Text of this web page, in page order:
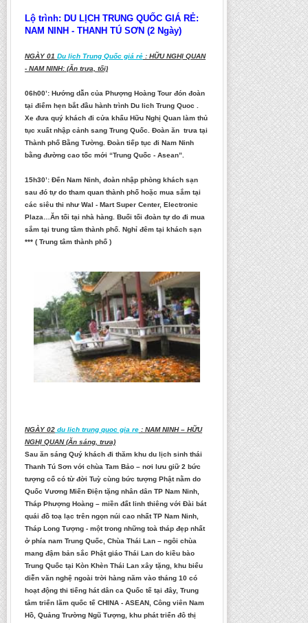
Lộ trình: DU LỊCH TRUNG QUỐC GIÁ RẺ:
NAM NINH - THANH TÚ SƠN (2 Ngày)
NGÀY 01 Du lịch Trung Quốc giá rẻ : HỮU NGHỊ QUAN
- NAM NINH: (Ăn trưa, tối)
06h00’: Hướng dẫn của Phượng Hoàng Tour đón đoàn
tại điểm hẹn bắt đầu hành trình Du lich Trung Quoc .
Xe đưa quý khách đi cửa khẩu Hữu Nghị Quan làm thủ
tục xuất nhập cảnh sang Trung Quốc. Đoàn ăn trưa tại
Thành phố Bằng Tường. Đoàn tiếp tục đi Nam Ninh
bằng đường cao tốc mới “Trung Quốc - Asean”.
15h30’: Đến Nam Ninh, đoàn nhập phòng khách sạn
sau đó tự do tham quan thành phố hoặc mua sắm tại
các siêu thi như Wal - Mart Super Center, Electronic
Plaza…Ăn tối tại nhà hàng. Buổi tối đoàn tự do đi mua
sắm tại trung tâm thành phố. Nghỉ đêm tại khách sạn
*** ( Trung tâm thành phố )
NGÀY 02 du lich trung quoc gia re : NAM NINH – HỮU
NGHỊ QUAN (Ăn sáng, trưa)
Sau ăn sáng Quý khách đi thăm khu du lịch sinh thái
Thanh Tú Sơn với chùa Tam Bảo – nơi lưu giữ 2 bức
tượng cổ có từ đời Tuỳ cùng bức tượng Phật nằm do
Quốc Vương Miến Điện tặng nhân dân TP Nam Ninh,
Tháp Phượng Hoàng – miền đất linh thiêng với Đài bát
quái đồ toạ lạc trên ngọn núi cao nhất TP Nam Ninh,
Tháp Long Tượng - một trong những toà tháp đẹp nhất
ở phía nam Trung Quốc, Chùa Thái Lan – ngôi chùa
mang đậm bản sắc Phật giáo Thái Lan do kiều bào
Trung Quốc tại Kòn Khèn Thái Lan xây tặng, khu biểu
diễn văn nghệ ngoài trời hàng năm vào tháng 10 có
hoạt động thi tiếng hát dân ca Quốc tế tại đây, Trung
tâm triển lãm quốc tế CHINA - ASEAN, Công viên Nam
Hồ, Quảng Trường Ngũ Tượng, khu phát triển đô thị